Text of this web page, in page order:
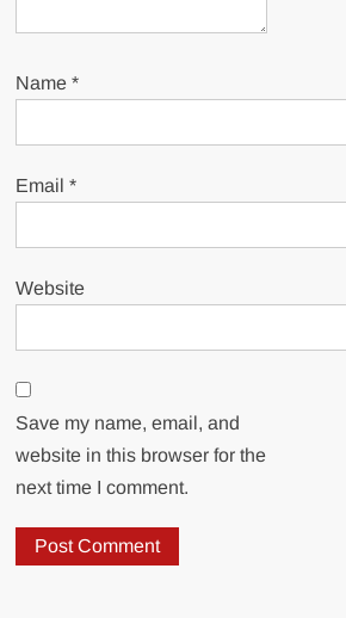
Name*
Email*
Website
Save my name, email, and
website in this browser for the
next time I comment.